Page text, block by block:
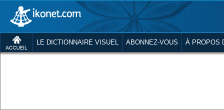
LE DICTIONNAIRE VISUEL ABONNEZ-VOUS À PROPOS